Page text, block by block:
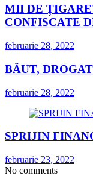
MII DE
CONFISCATE
februarie 28, 2022
BĂUT,
februarie 28, 2022
SPRIJIN
februarie 23, 2022
No comments